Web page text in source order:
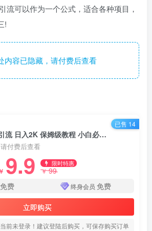
流可以作为一个公式，适合各种项目，
!
容已隐藏，请付费后查看
截流打法＋全自动引流 日入2K 保姆级教程 小白必做 附网赚项目通用公式
付费后查看
￥ 9.9 限时特惠
￥99
免费 终身会员 免费
立即购买
前未登录！建议登陆后购买，可保存购买订单
已售 14